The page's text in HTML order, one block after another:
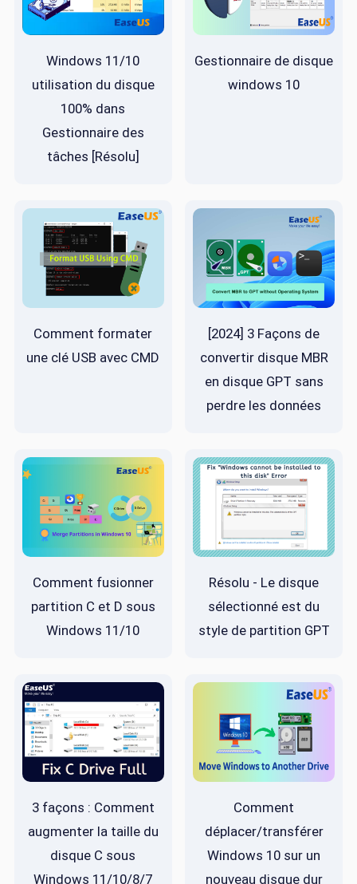
Windows 11/10
utilisation du disque
100% dans
Gestionnaire des
tâches [Résolu]
Gestionnaire de disque
windows 10
Comment formater
une clé USB avec CMD
[2024] 3 Façons de
convertir disque MBR
en disque GPT sans
perdre les données
Comment fusionner
partition C et D sous
Windows 11/10
Résolu - Le disque
sélectionné est du
style de partition GPT
3 façons : Comment
augmenter la taille du
disque C sous
Windows 11/10/8/7
Comment
déplacer/transférer
Windows 10 sur un
nouveau disque dur